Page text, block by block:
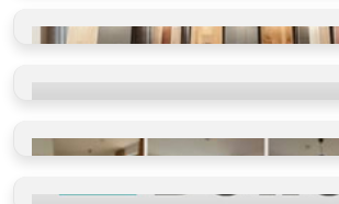
Výběr dle místností
Ověřeno spokojenými zákazníky
Příběhy našich klientů